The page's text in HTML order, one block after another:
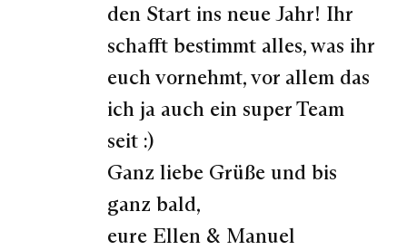
den Start ins neue Jahr! Ihr
schafft bestimmt alles, was ihr
euch vornehmt, vor allem das
ich ja auch ein super Team
seit :)
Ganz liebe Grüße und bis
ganz bald,
eure Ellen & Manuel